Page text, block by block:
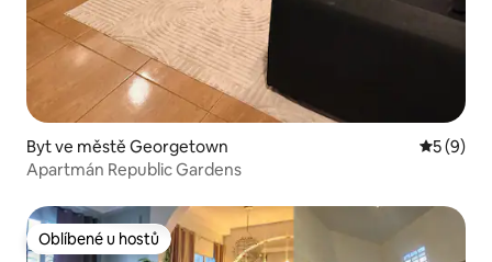
Byt ve městě Georgetown
5 (9)
Apartmán Republic Gardens
Oblíbené u hostů
Oblíbené u hostů